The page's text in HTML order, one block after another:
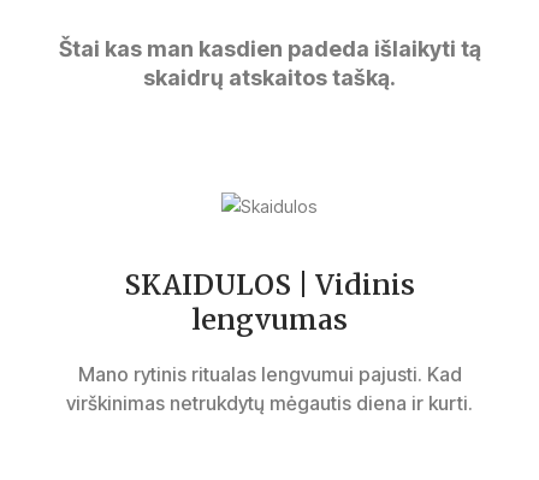
Štai kas man kasdien padeda išlaikyti tą
skaidrų atskaitos tašką.
SKAIDULOS | Vidinis
lengvumas
Mano rytinis ritualas lengvumui pajusti. Kad
virškinimas netrukdytų mėgautis diena ir kurti.